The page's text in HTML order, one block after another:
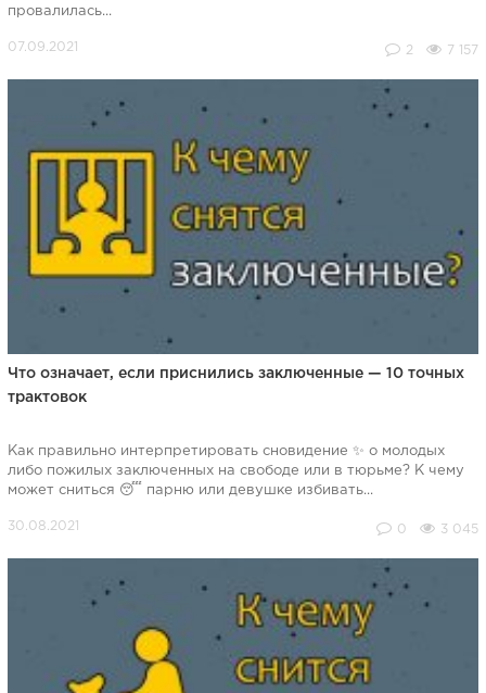
провалилась...
2 7 157
Что означает, если приснились заключенные — 10 точных
трактовок
Как правильно интерпретировать сновидение ✨ о молодых
либо пожилых заключенных на свободе или в тюрьме? К чему
может сниться 😴 парню или девушке избивать...
0 3 045